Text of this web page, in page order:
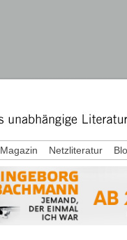
Magazin Netzliteratur